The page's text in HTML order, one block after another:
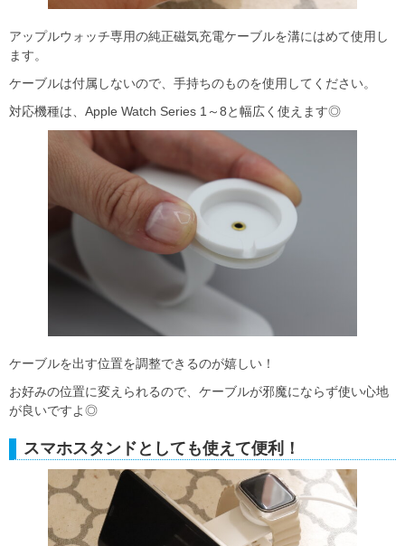
アップルウォッチ専用の純正磁気充電ケーブルを溝にはめて使用し
ます。
ケーブルは付属しないので、手持ちのものを使用してください。
対応機種は、Apple Watch Series 1～8と幅広く使えます◎
ケーブルを出す位置を調整できるのが嬉しい！
お好みの位置に変えられるので、ケーブルが邪魔にならず使い心地
が良いですよ◎
スマホスタンドとしても使えて便利！